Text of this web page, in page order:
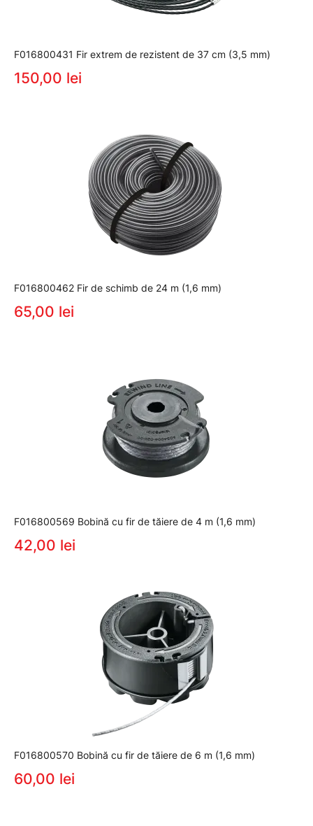
F016800431 Fir extrem de rezistent de 37 cm (3,5 mm)
150,00 lei
F016800462 Fir de schimb de 24 m (1,6 mm)
65,00 lei
F016800569 Bobină cu fir de tăiere de 4 m (1,6 mm)
42,00 lei
F016800570 Bobină cu fir de tăiere de 6 m (1,6 mm)
60,00 lei